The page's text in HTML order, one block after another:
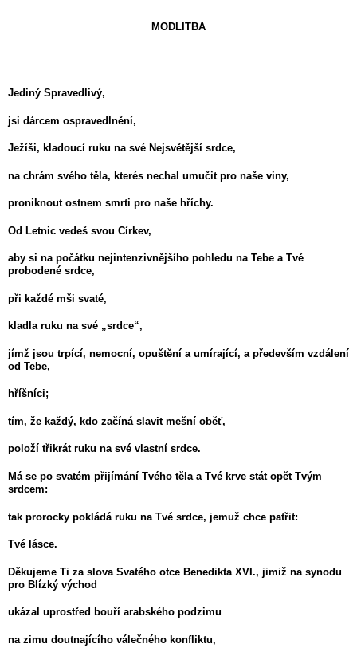
MODLITBA
Jediný Spravedlivý,
jsi dárcem ospravedlnění,
Ježíši, kladoucí ruku na své Nejsvětější srdce,
na chrám svého těla, kterés nechal umučit pro naše viny,
proniknout ostnem smrti pro naše hříchy.
Od Letnic vedeš svou Církev,
aby si na počátku nejintenzivnějšího pohledu na Tebe a Tvé
probodené srdce,
při každé mši svaté,
kladla ruku na své „srdce“,
jímž jsou trpící, nemocní, opuštění a umírající, a především vzdálení
od Tebe,
hříšníci;
tím, že každý, kdo začíná slavit mešní oběť,
položí třikrát ruku na své vlastní srdce.
Má se po svatém přijímání Tvého těla a Tvé krve stát opět Tvým
srdcem:
tak prorocky pokládá ruku na Tvé srdce, jemuž chce patřit:
Tvé lásce.
Děkujeme Ti za slova Svatého otce Benedikta XVI., jimiž na synodu
pro Blízký východ
ukázal uprostřed bouří arabského podzimu
na zimu doutnajícího válečného konfliktu,